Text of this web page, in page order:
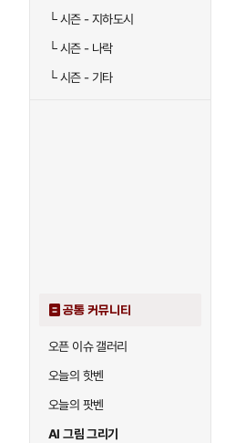
└시즌 - 지하도시
└시즌 - 나락
└시즌 - 기타
공통 커뮤니티
오픈 이슈 갤러리
오늘의 핫벤
오늘의 팟벤
AI 그림 그리기